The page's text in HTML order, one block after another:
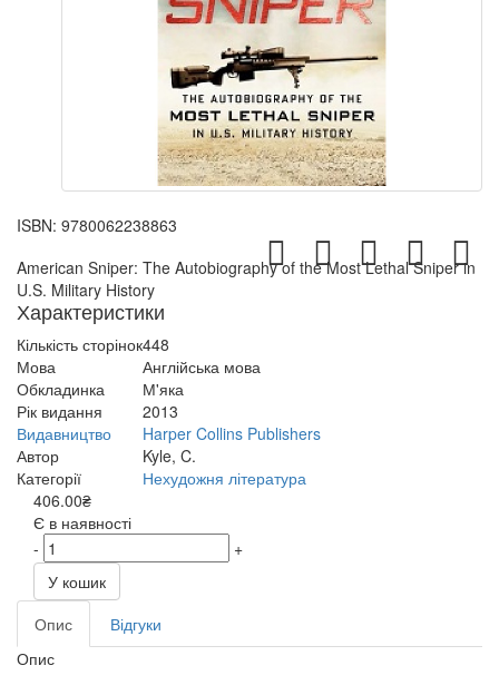
ISBN: 9780062238863
American Sniper: The Autobiography of the Most Lethal Sniper in
U.S. Military History
Характеристики
Кількість сторінок448
Мова
Англійська мова
Обкладинка
М'яка
Рік видання
2013
Видавництво
Harper Collins Publishers
Автор
Kyle, C.
Категорії
Нехудожня література
406.00₴
Є в наявності
-
+
У кошик
Опис
Відгуки
Опис